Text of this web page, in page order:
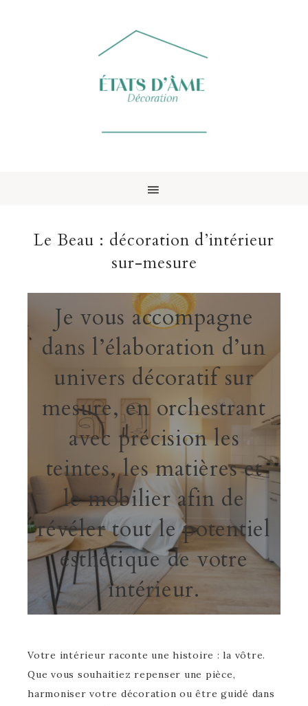
Le Beau : décoration d’intérieur
sur-mesure
Je vous accompagne
dans l’élaboration d’un
univers décoratif sur
mesure, en orchestrant
avec précision les
teintes, les matières et
le mobilier afin de
révéler tout le potentiel
esthétique de votre
intérieur.
Votre intérieur raconte une histoire : la vôtre.
Que vous souhaitiez repenser une pièce,
harmoniser votre décoration ou être guidé dans